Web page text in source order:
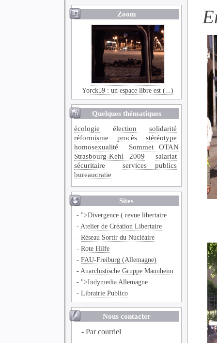
Zoom
Yorck59 : un espace libre est (...)
Quelques thématiques
écologie
élection
solidarité
réformisme
procès
stéréotype
homosexualité
Sommet OTAN
Strasbourg-Kehl 2009
salariat
sécuritaire
services publics
bureaucratie
Sites
- ">Divergence ( revue libertaire
- Atelier de Création Libertaire
-Réseau Sortir du Nucléaire
-Rote Hilfe
-FAU-Freiburg (Allemagne)
- Anarchistische Gruppe Mannheim
- ">Indymedia Allemagne
-Librairie Publico
Nous contacter
- Parcourriel